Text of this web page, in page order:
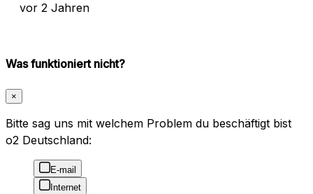
vor 2 Jahren
Was funktioniert nicht?
×
Bitte sag uns mit welchem Problem du beschäftigt bist
o2 Deutschland:
E-mail
Internet